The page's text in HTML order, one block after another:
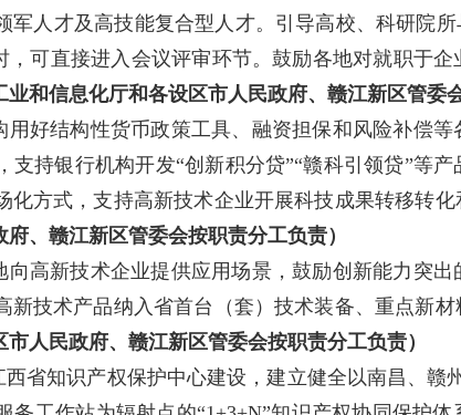
人才及高技能复合型人才。引导高校、科研院
可直接进入会议评审环节。鼓励各地对就职于
和信息化厅和各设区市人民政府、赣江新区管委
用好结构性货币政策工具、融资担保和风险补偿
持银行机构开发“创新积分贷”“赣科引领贷”等
方式，支持高新技术企业开展科技成果转移转化
、赣江新区管委会按职责分工负责）
向高新技术企业提供应用场景，鼓励创新能力突
技术产品纳入省首台（套）技术装备、重点新
人民政府、赣江新区管委会按职责分工负责）
西省知识产权保护中心建设，建立健全以南昌、